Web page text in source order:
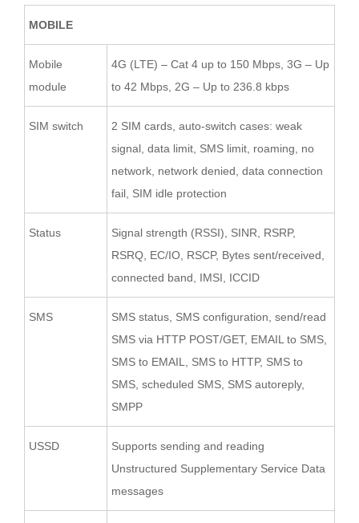
MOBILE
Mobile
module
4G (LTE) – Cat 4 up to 150 Mbps, 3G – Up
to 42 Mbps, 2G – Up to 236.8 kbps
SIM switch
2 SIM cards, auto-switch cases: weak
signal, data limit, SMS limit, roaming, no
network, network denied, data connection
fail, SIM idle protection
Status
Signal strength (RSSI), SINR, RSRP,
RSRQ, EC/IO, RSCP, Bytes sent/received,
connected band, IMSI, ICCID
SMS
SMS status, SMS configuration, send/read
SMS via HTTP POST/GET, EMAIL to SMS,
SMS to EMAIL, SMS to HTTP, SMS to
SMS, scheduled SMS, SMS autoreply,
SMPP
USSD
Supports sending and reading
Unstructured Supplementary Service Data
messages